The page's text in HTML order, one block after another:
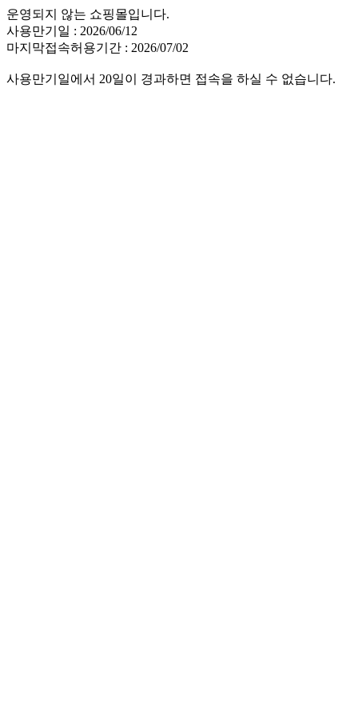
운영되지 않는 쇼핑몰입니다.
사용만기일 : 2026/06/12
마지막접속허용기간 : 2026/07/02
사용만기일에서 20일이 경과하면 접속을 하실 수 없습니다.